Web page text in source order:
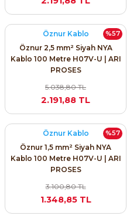
- UPS
Kesiciler
Şalterleri
%57
Öznur Kablo
Öznur 2,5 mm² Siyah NYA
Kablo 100 Metre H07V-U | ARI
PROSES
5.038,80 TL
2.191,88 TL
%57
Öznur Kablo
Öznur 1,5 mm² Siyah NYA
Kablo 100 Metre H07V-U | ARI
PROSES
3.100,80 TL
1.348,85 TL